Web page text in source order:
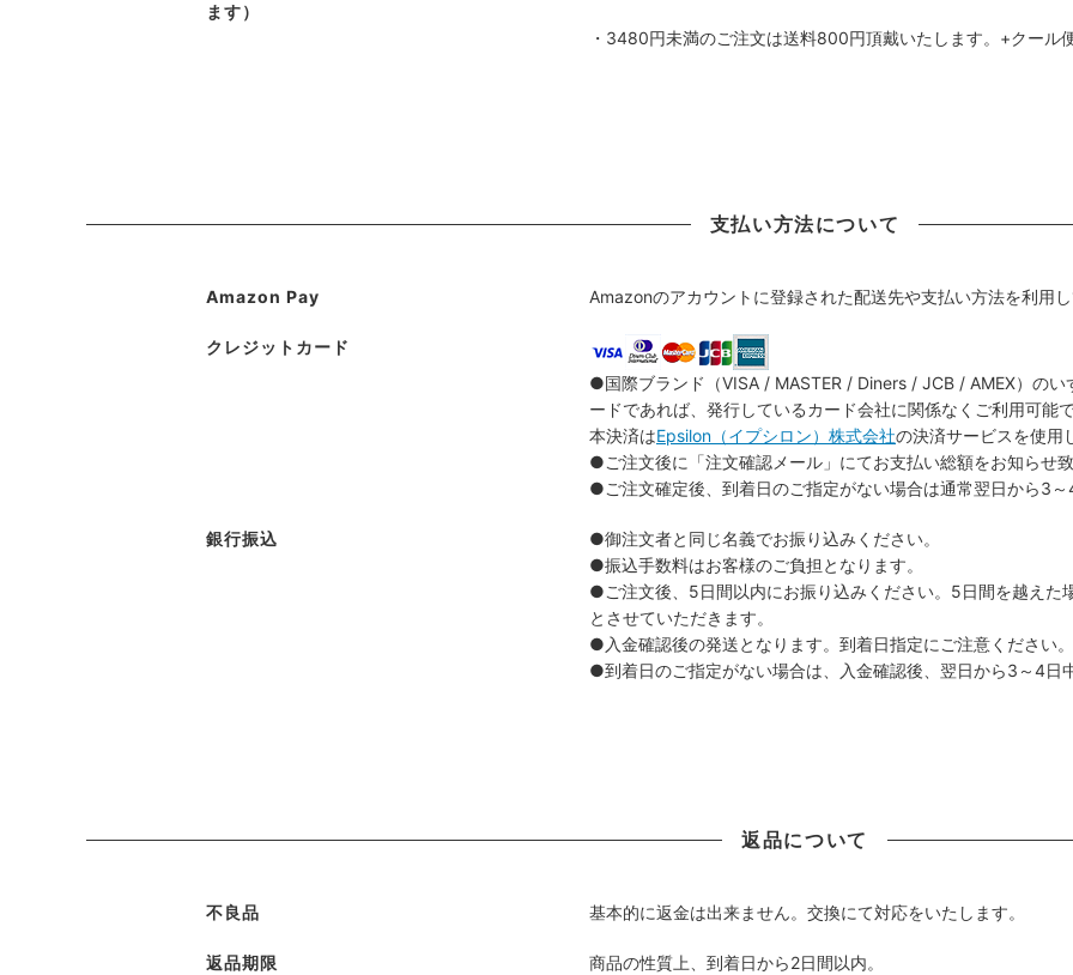
ます）
・3480円未満のご注文は送料800円頂戴いたします。+クー
支払い方法について
Amazon Pay Amazonのアカウントに登録された配送先や支払い方法を利用し
クレジットカード
●国際ブランド（VISA / MASTER / Diners / JCB / AMEX）のい
ードであれば、発行しているカード会社に関係なくご利用可能で
本決済はEpsilon（イプシロン）株式会社の決済サービスを使用
●ご注文後に「注文確認メール」にてお支払い総額をお知らせ致
●ご注文確定後、到着日のご指定がない場合は通常翌日から3～
銀行振込
●御注文者と同じ名義でお振り込みください。
●振込手数料はお客様のご負担となります。
●ご注文後、5日間以内にお振り込みください。5日間を越えた
とさせていただきます。
●入金確認後の発送となります。到着日指定にご注意ください。
●到着日のご指定がない場合は、入金確認後、翌日から3～4日
返品について
不良品 基本的に返金は出来ません。交換にて対応をいたします。
返品期限
商品の性質上、到着日から2日間以内。